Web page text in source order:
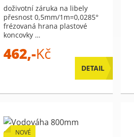
doživotní záruka na libely
přesnost 0,5mm/1m=0,0285°
frézovaná hrana plastové
koncovky …
462,-Kč
DETAIL
NOVÉ